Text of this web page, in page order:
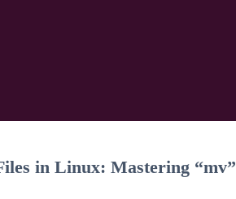
in Linux: Mastering “mv”